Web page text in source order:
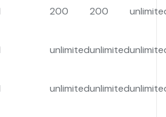
200 200
unlimitedunlimited
unlimitedunlimited